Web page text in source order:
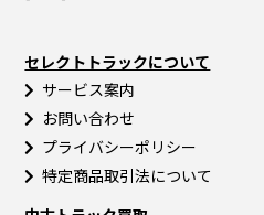
セレクトトラックについて
サービス案内
お問い合わせ
プライバシーポリシー
特定商品取引法について